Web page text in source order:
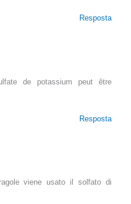
Resposta
de potassium peut être
Resposta
viene usato il solfato di